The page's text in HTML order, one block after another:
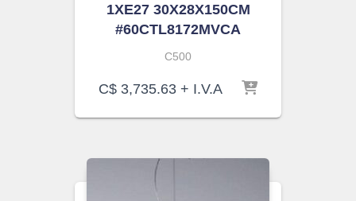
1XE27 30X28X150CM
#60CTL8172MVCA
C500
C$ 3,735.63 + I.V.A